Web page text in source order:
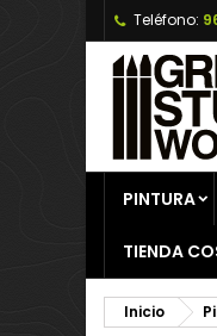
Teléfono:
PINTURA
TIENDA
Inicio